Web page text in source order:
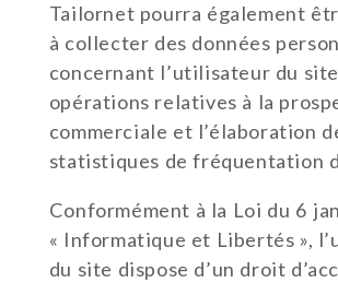
Tailornet pourra également
à collecter des données
concernant l’utilisateur du
opérations relatives à la
commerciale et l’élaboration
statistiques de fréquentation
Conformément à la Loi du 6
« Informatique et Libertés »,
du site dispose d’un droit